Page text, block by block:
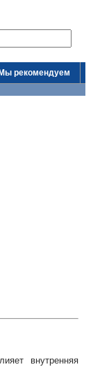
Мы рекомендуем
внутренняя